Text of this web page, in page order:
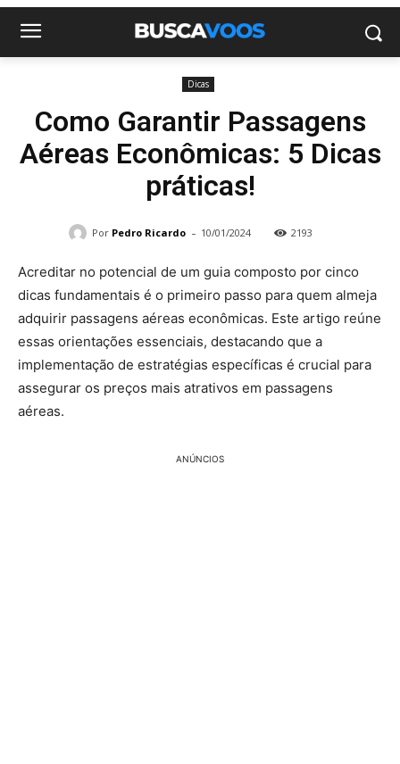
Dicas
Como Garantir Passagens
Aéreas Econômicas: 5 Dicas
práticas!
Por Pedro Ricardo - 10/01/2024 2193
Acreditar no potencial de um guia composto por cinco
dicas fundamentais é o primeiro passo para quem almeja
adquirir passagens aéreas econômicas. Este artigo reúne
essas orientações essenciais, destacando que a
implementação de estratégias específicas é crucial para
assegurar os preços mais atrativos em passagens
aéreas.
ANÚNCIOS